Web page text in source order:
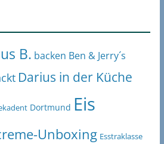
B. backen Ben & Jerry´s
Darius in der Küche
Dortmund Eis
Unboxing Esstraklasse